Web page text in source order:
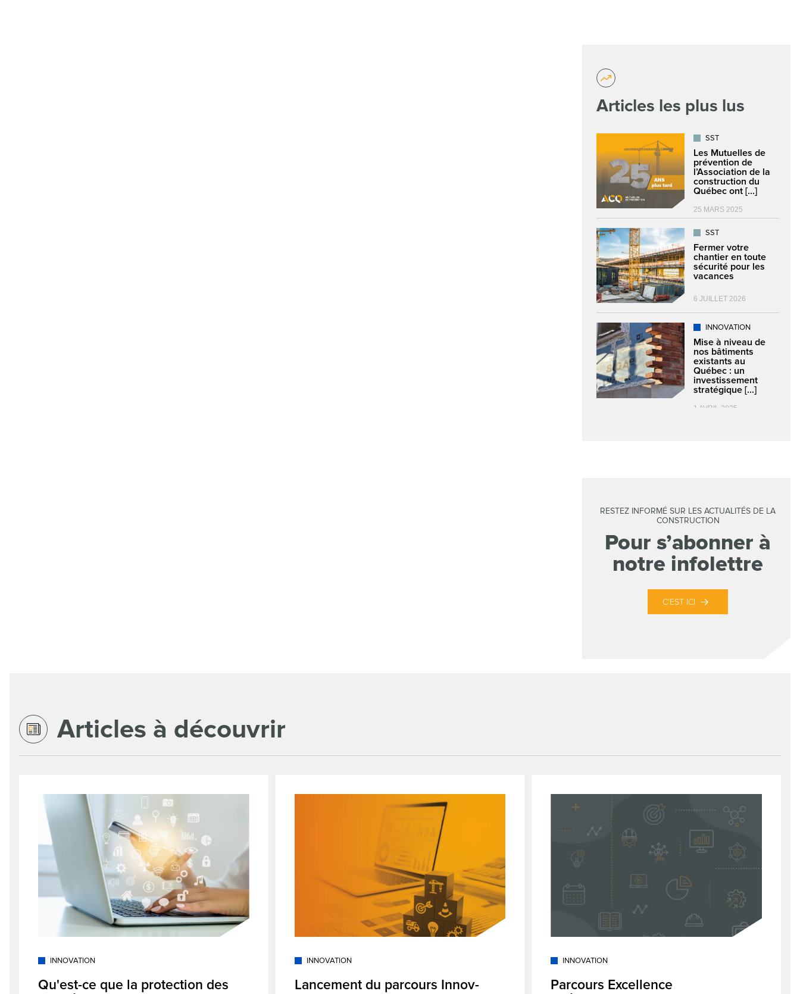
Articles les plus lus
SST
Les Mutuelles de
prévention de
l’Association de la
construction du
Québec ont [...]
25 MARS 2025
SST
Fermer votre
chantier en toute
sécurité pour les
vacances
6 JUILLET 2026
INNOVATION
Mise à niveau de
nos bâtiments
existants au
Québec : un
investissement
stratégique [...]
1 AVRIL 2025
RESTEZ INFORMÉ SUR LES ACTUALITÉS DE LA
CONSTRUCTION
Pour s’abonner à
notre infolettre
C’EST ICI
Articles à découvrir
INNOVATION
Qu'est-ce que la protection des
INNOVATION
Lancement du parcours Innov-
INNOVATION
Parcours Excellence